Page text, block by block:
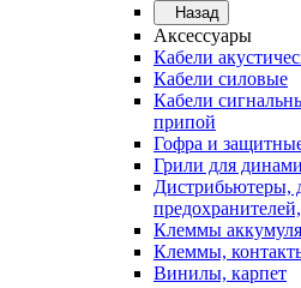
Назад
Аксессуары
Кабели
Кабели силовые
Кабели
припой
Гофра и
Грили для
Дистрибьютеры,
Клеммы
Клеммы,
Винилы, карпет